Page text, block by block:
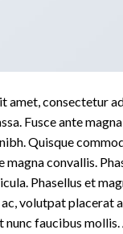
amet, consectetur
Fusce ante
Quisque
convallis.
Phasellus et
volutpat placerat
nunc faucibus